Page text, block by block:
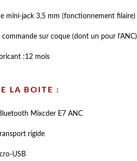
mini-jack 3,5 mm (fonctionnement filaire)
commande sur coque (dont un pour l'ANC)
:12 mois
LA BOITE :
Mixcder E7 ANC
rigide
USB